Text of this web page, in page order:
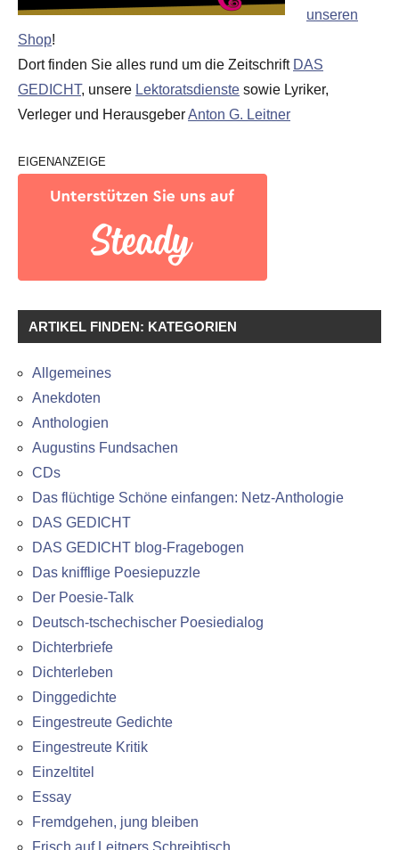
unseren
Shop!
Dort finden Sie alles rund um die Zeitschrift DAS
GEDICHT, unsere Lektoratsdienste sowie Lyriker,
Verleger und HerausgeberAnton G. Leitner
EIGENANZEIGE
ARTIKEL FINDEN: KATEGORIEN
Allgemeines
Anekdoten
Anthologien
Augustins Fundsachen
CDs
Das flüchtige Schöne einfangen: Netz-Anthologie
DAS GEDICHT
DAS GEDICHT blog-Fragebogen
Das knifflige Poesiepuzzle
Der Poesie-Talk
Deutsch-tschechischer Poesiedialog
Dichterbriefe
Dichterleben
Dinggedichte
Eingestreute Gedichte
Eingestreute Kritik
Einzeltitel
Essay
Fremdgehen, jung bleiben
Frisch auf Leitners Schreibtisch